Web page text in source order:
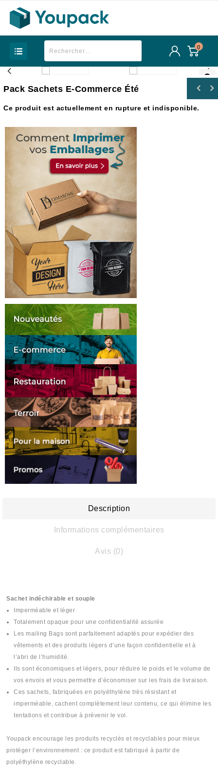
0
Pack Sachets E-Commerce Été
Ce produit est actuellement en rupture et indisponible.
Description
Informations complémentaires
Avis (0)
Sachet indéchirable et souple
Imperméable et léger
Totalement opaque pour une confidentialité assurée
Les mailing Bags sont parfaitement adaptés pour expédier des
vêtements et des produits légers d’une façon confidentielle et à
l’abri de l’humidité.
Ils sont économiques et légers, pour réduire le poids et le volume de
vos envois et vous permettre d’économiser sur les frais de livraison.
Ces sachets, fabriquées en polyéthylène très résistant et
imperméable, cachent complètement leur contenu, ce qui élimine les
tentations et contribue à prévenir le vol.
Youpack encourage les produits recyclés et recyclables pour mieux
protéger l’environnement : ce produit est fabriqué à partir de
polyéthylène recyclable.